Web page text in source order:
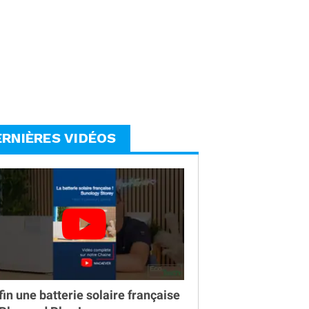
VIDÉOS
une batterie solaire française